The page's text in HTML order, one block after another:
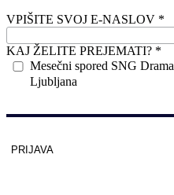
VPIŠITE SVOJ E-NASLOV *
KAJ ŽELITE PREJEMATI? *
Mesečni spored SNG Drama
Ljubljana
PRIJAVA